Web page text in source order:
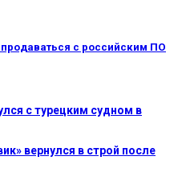
с российским ПО
с турецким судном в
вернулся в строй после